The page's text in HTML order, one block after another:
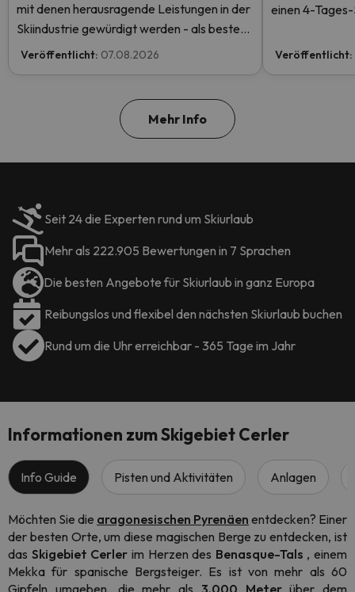
mit denen herausragende Leistungen in der
Skiindustrie gewürdigt werden - als bester
Skiurlaubveranstalter der Welt nominiert.
Veröffentlicht: 07.08.2026
einen 4-
mehr.
Veröffentlicht:
Mehr Info
Seit 24 die Experten rund um Skiurlaub
Mehr als 222.905 Bewertungen in 7 Sprachen
Die besten Angebote für Skiurlaub in ganz Europa
Reibungslos und flexibel den nächsten Skiurlaub buchen
Rund um die Uhr erreichbar - 365 Tage im Jahr
Informationen zum Skigebiet Cerler
Info Guide Pisten und Aktivitäten Anlagen
Möchten Sie die aragonesischen Pyrenäen entdecken? Einer
der besten Orte, um diese magischen Berge zu entdecken, ist
das Skigebiet Cerler im Herzen des Benasque-Tals , einem
Mekka für spanische Bergsteiger. Es ist von mehr als 60
Gipfeln umgeben, die mehr als 3.000 Meterüber dem